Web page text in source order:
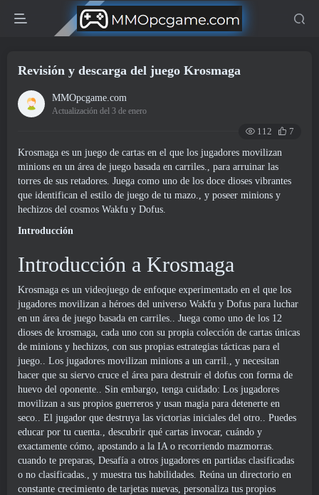
Revisión y descarga del juego Krosmaga
MMOpcgame.com
Actualización del 3 de enero
112
7
Krosmaga es un juego de cartas en el que los jugadores movilizan
minions en un área de juego basada en carriles., para arruinar las
torres de sus retadores. Juega como uno de los doce dioses vibrantes
que identifican el estilo de juego de tu mazo., y poseer minions y
hechizos del cosmos Wakfu y Dofus.
Introducción
Introducción a Krosmaga
Krosmaga es un videojuego de enfoque experimentado en el que los
jugadores movilizan a héroes del universo Wakfu y Dofus para luchar
en un área de juego basada en carriles.. Juega como uno de los 12
dioses de krosmaga, cada uno con su propia colección de cartas únicas
de minions y hechizos, con sus propias estrategias tácticas para el
juego.. Los jugadores movilizan minions a un carril., y necesitan
hacer que su siervo cruce el área para destruir el dofus con forma de
huevo del oponente.. Sin embargo, tenga cuidado: Los jugadores
movilizan a sus propios guerreros y usan magia para detenerte en
seco.. El jugador que destruya las victorias iniciales del otro.. Puedes
educar por tu cuenta., descubrir qué cartas invocar, cuándo y
exactamente cómo, apostando a la IA o recorriendo mazmorras.
cuando te preparas, Desafía a otros jugadores en partidas clasificadas
o no clasificadas., y muestra tus habilidades. Reúna un directorio en
constante crecimiento de tarjetas nuevas, personaliza tus propios